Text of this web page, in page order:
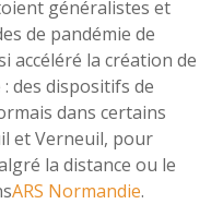
généralistes et
de pandémie de
accéléré la création de
des dispositifs de
dans certains
et Verneuil, pour
la distance ou le
ARS Normandie.